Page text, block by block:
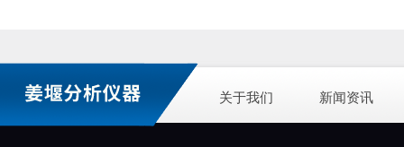
关于我们 新闻资讯